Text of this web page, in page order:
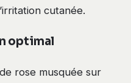
cutanée.
optimal
rose musquée sur